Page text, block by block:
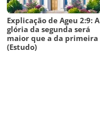
Explicação de Ageu 2:9: A
glória da segunda será
maior que a da primeira
(Estudo)